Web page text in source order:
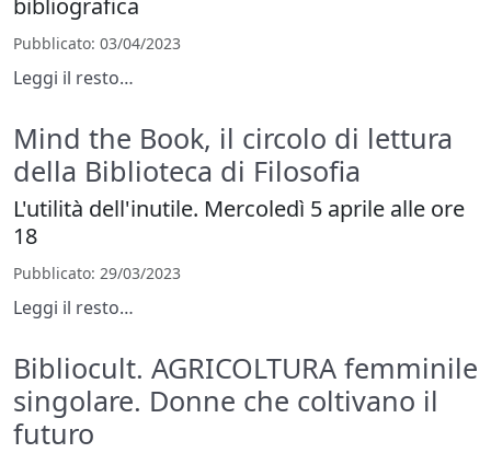
Pubblicato: 03/04/2023
Leggi il resto…
Mind the Book, il circolo di lettura
della Biblioteca di Filosofia
L'utilità dell'inutile. Mercoledì 5 aprile alle ore
18
Pubblicato: 29/03/2023
Leggi il resto…
Bibliocult. AGRICOLTURA femminile
singolare. Donne che coltivano il
futuro